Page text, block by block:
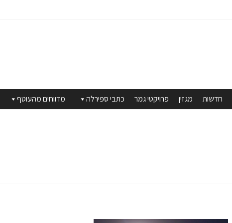
חדשות מגזין פרויקטי גמר כתבי ספירלה מדווחים מהעוטף